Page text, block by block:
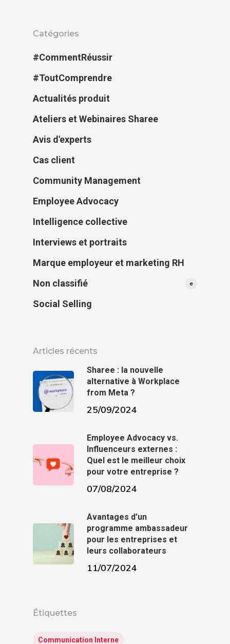
Catégories
#CommentRéussir
#ToutComprendre
Actualités produit
Ateliers et Webinaires Sharee
Avis d'experts
Cas client
Community Management
Employee Advocacy
Intelligence collective
Interviews et portraits
Marque employeur et marketing RH
Non classifié
e
Social Selling
Articles récents
Sharee : la nouvelle
alternative à Workplace
from Meta ?
25/09/2024
Employee Advocacy vs.
Influenceurs externes :
Quel est le meilleur choix
pour votre entreprise ?
07/08/2024
Avantages d’un
programme ambassadeur
pour les entreprises et
leurs collaborateurs
11/07/2024
Étiquettes
Communication Interne